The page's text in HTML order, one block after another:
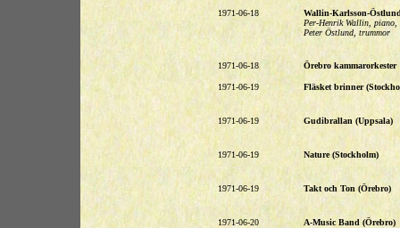
1971-06-18
Wallin-Karlsson-
Per-Henrik Wallin, piano,
Peter Östlund, trummor
1971-06-18 Örebro kammarorkester
1971-06-19 Fläsket brinner
1971-06-19 Gudibrallan (Uppsala)
1971-06-19 Nature (Stockholm)
1971-06-19 Takt och Ton (Örebro)
1971-06-20 A-Music Band (Örebro)